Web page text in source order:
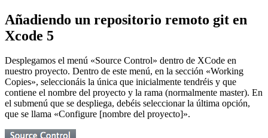
Añadiendo un repositorio remoto git en
Xcode 5
Desplegamos el menú «Source Control» dentro de XCode en
nuestro proyecto. Dentro de este menú, en la sección «Working
Copies», seleccionáis la única que inicialmente tendréis y que
contiene el nombre del proyecto y la rama (normalmente master). En
el submenú que se despliega, debéis seleccionar la última opción,
que se llama «Configure [nombre del proyecto]».